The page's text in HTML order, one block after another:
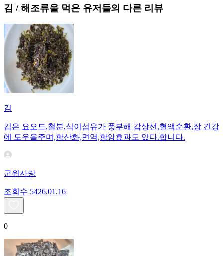
김 / 해조류을 먹은 유저들의 다른 리뷰
김
김은 요오드,철분,식이섬유가 풍부해 갑상선,혈액순환,장 건강
에 도우을주며,항산화,면역,항암효과도 있다.합니다.
군위사랑
조회수 5426.01.16
0